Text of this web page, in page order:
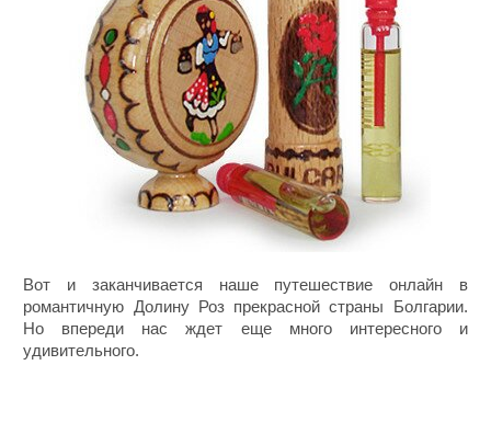
Вот и заканчивается наше путешествие онлайн в
романтичную Долину Роз прекрасной страны Болгарии.
Но впереди нас ждет еще много интересного и
удивительного.